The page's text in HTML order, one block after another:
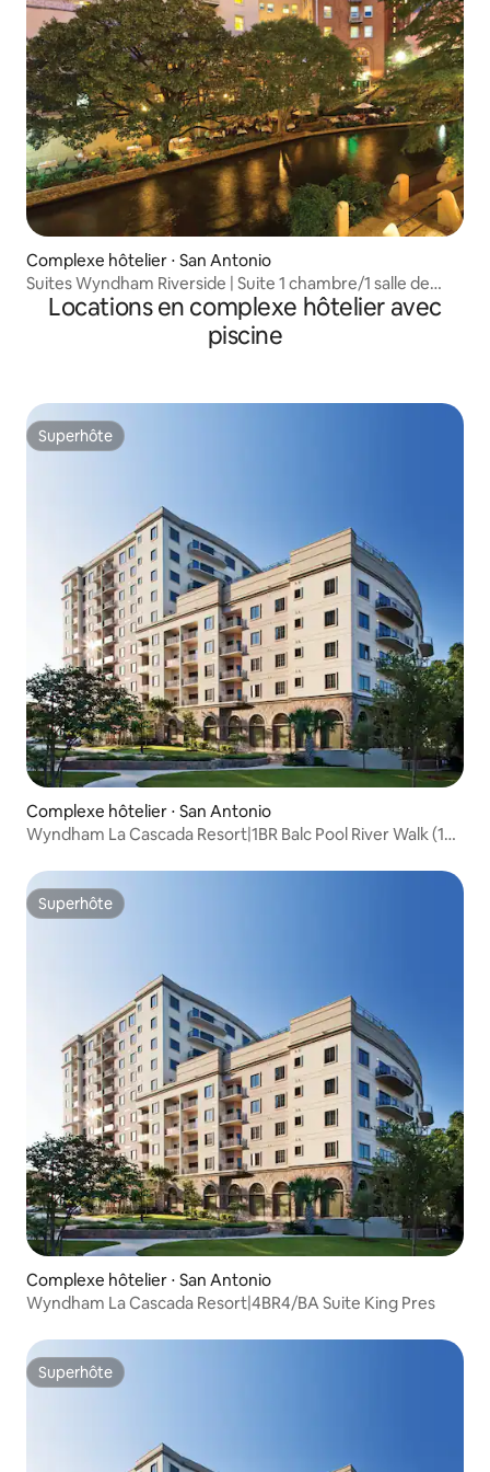
Complexe hôtelier ⋅ San Antonio
Suites Wyndham Riverside | Suite 1 chambre/1 salle de
bain avec lit queen size
Locations en complexe hôtelier avec
piscine
Superhôte
Superhôte
Complexe hôtelier ⋅ San Antonio
Wyndham La Cascada Resort|1BR Balc Pool River Walk (1
Superhôte
Superhôte
Complexe hôtelier ⋅ San Antonio
Wyndham La Cascada Resort|4BR4/BA Suite King Pres
Superhôte
Superhôte